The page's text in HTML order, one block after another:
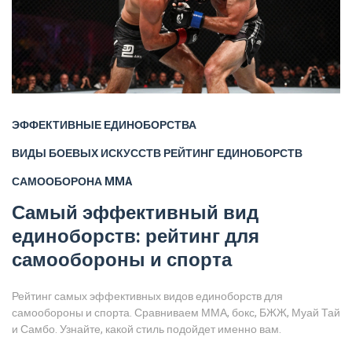
ЭФФЕКТИВНЫЕ ЕДИНОБОРСТВА
ВИДЫ БОЕВЫХ ИСКУССТВРЕЙТИНГ ЕДИНОБОРСТВ
САМООБОРОНАMMA
Самый эффективный вид
единоборств: рейтинг для
самообороны и спорта
Рейтинг самых эффективных видов единоборств для
самообороны и спорта. Сравниваем ММА, бокс, БЖЖ, Муай Тай
и Самбо. Узнайте, какой стиль подойдет именно вам.